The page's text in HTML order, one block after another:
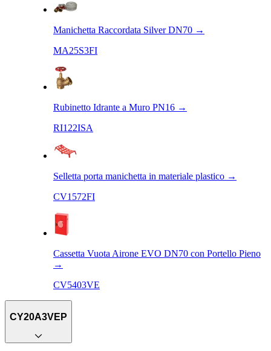
Manichetta Raccordata Silver DN70 →
MA25S3FI
Rubinetto Idrante a Muro PN16 →
RI122ISA
Selletta porta manichetta in materiale plastico →
CV1572FI
Cassetta Vuota Airone EVO DN70 con Portello Pieno
→
CV5403VE
CY20A3VEP